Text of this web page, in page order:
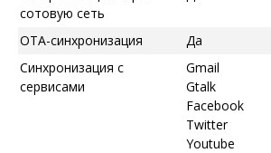
сотовую сеть
OTA-синхронизация Да
Синхронизация с
сервисами
Gmail
Gtalk
Facebook
Twitter
Youtube